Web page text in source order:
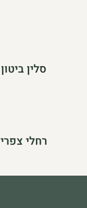
סלין ביטון
רחלי צפרי